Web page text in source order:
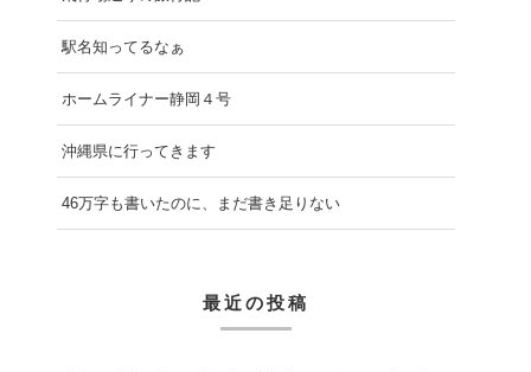
駅名知ってるなぁ
ホームライナー静岡４号
沖縄県に行ってきます
46万字も書いたのに、まだ書き足りない
最近の投稿